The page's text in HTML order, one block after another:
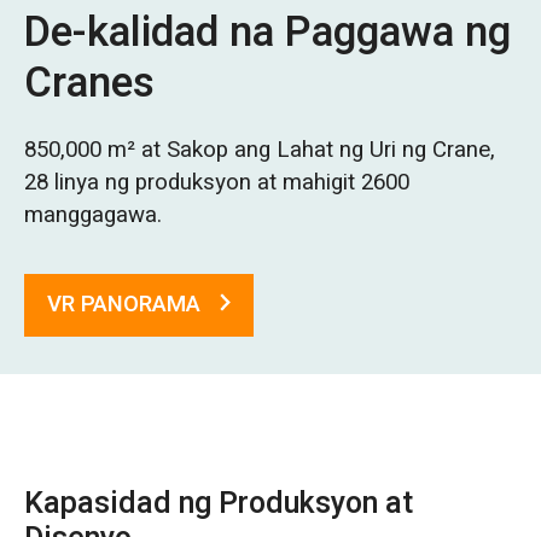
De-kalidad na Paggawa ng
Cranes
850,000 m² at Sakop ang Lahat ng Uri ng Crane,
28 linya ng produksyon at mahigit 2600
manggagawa.
VR PANORAMA
Kapasidad ng Produksyon at
Kiswahili
Dansk
O‘zbekcha